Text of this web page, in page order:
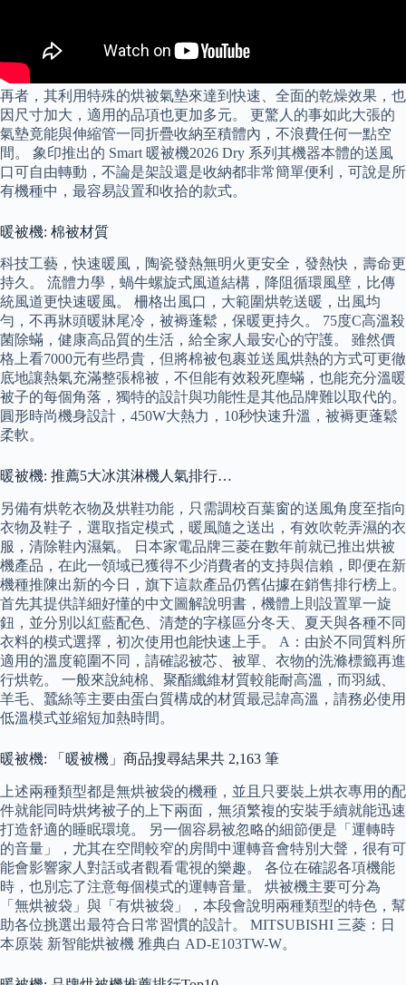
再者，其利用特殊的烘被氣墊來達到快速、全面的乾燥效果，也
因尺寸加大，適用的品項也更加多元。 更驚人的事如此大張的
氣墊竟能與伸縮管一同折疊收納至積體內，不浪費任何一點空
間。 象印推出的 Smart 暖被機2026 Dry 系列其機器本體的送風
口可自由轉動，不論是架設還是收納都非常簡單便利，可說是所
有機種中，最容易設置和收拾的款式。
暖被機: 棉被材質
科技工藝，快速暖風，陶瓷發熱無明火更安全，發熱快，壽命更
持久。 流體力學，蝸牛螺旋式風道結構，降阻循環風壁，比傳
統風道更快速暖風。 柵格出風口，大範圍烘乾送暖，出風均
勻，不再牀頭暖牀尾冷，被褥蓬鬆，保暖更持久。 75度C高溫殺
菌除蟎，健康高品質的生活，給全家人最安心的守護。 雖然價
格上看7000元有些昂貴，但將棉被包裹並送風烘熱的方式可更徹
底地讓熱氣充滿整張棉被，不但能有效殺死塵蟎，也能充分溫暖
被子的每個角落，獨特的設計與功能性是其他品牌難以取代的。
圓形時尚機身設計，450W大熱力，10秒快速升溫，被褥更蓬鬆
柔軟。
暖被機: 推薦5大冰淇淋機人氣排行…
另備有烘乾衣物及烘鞋功能，只需調校百葉窗的送風角度至指向
衣物及鞋子，選取指定模式，暖風隨之送出，有效吹乾弄濕的衣
服，清除鞋內濕氣。 日本家電品牌三菱在數年前就已推出烘被
機產品，在此一領域已獲得不少消費者的支持與信賴，即便在新
機種推陳出新的今日，旗下這款產品仍舊佔據在銷售排行榜上。
首先其提供詳細好懂的中文圖解說明書，機體上則設置單一旋
鈕，並分別以紅藍配色、清楚的字樣區分冬天、夏天與各種不同
衣料的模式選擇，初次使用也能快速上手。 A：由於不同質料所
適用的溫度範圍不同，請確認被芯、被單、衣物的洗滌標籤再進
行烘乾。 一般來說純棉、聚酯纖維材質較能耐高溫，而羽絨、
羊毛、蠶絲等主要由蛋白質構成的材質最忌諱高溫，請務必使用
低溫模式並縮短加熱時間。
暖被機: 「暖被機」商品搜尋結果共 2,163 筆
上述兩種類型都是無烘被袋的機種，並且只要裝上烘衣專用的配
件就能同時烘烤被子的上下兩面，無須繁複的安裝手續就能迅速
打造舒適的睡眠環境。 另一個容易被忽略的細節便是「運轉時
的音量」，尤其在空間較窄的房間中運轉音會特別大聲，很有可
能會影響家人對話或者觀看電視的樂趣。 各位在確認各項機能
時，也別忘了注意每個模式的運轉音量。 烘被機主要可分為
「無烘被袋」與「有烘被袋」，本段會說明兩種類型的特色，幫
助各位挑選出最符合日常習慣的設計。 MITSUBISHI 三菱：日
本原裝 新智能烘被機 雅典白 AD-E103TW-W。